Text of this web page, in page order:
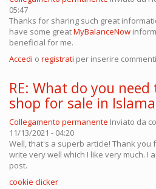
05:47
Thanks for sharing such great
have some greatMyBalanceNow
beneficial for me.
Accedi o registrati per inserire
RE: What do you
shop for sale in Islama
Collegamento permanente Inviato da
11/13/2021 - 04:20
Well, that's a superb article! Thank
write very well which I like very much. I
post.
cookie clicker